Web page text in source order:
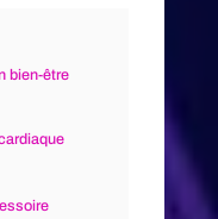
bien-être